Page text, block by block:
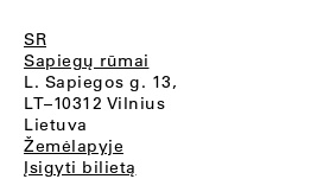
SR
Sapiegų rūmai
L. Sapiegos g. 13,
LT–10312 Vilnius
Lietuva
Žemėlapyje
Įsigyti bilietą